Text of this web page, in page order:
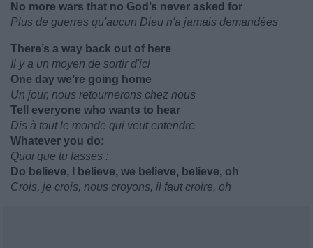
No more wars that no God’s never asked for
Plus de guerres qu'aucun Dieu n'a jamais demandées
There’s a way back out of here
Il y a un moyen de sortir d'ici
One day we’re going home
Un jour, nous retournerons chez nous
Tell everyone who wants to hear
Dis à tout le monde qui veut entendre
Whatever you do:
Quoi que tu fasses :
Do believe, I believe, we believe, believe, oh
Crois, je crois, nous croyons, il faut croire, oh